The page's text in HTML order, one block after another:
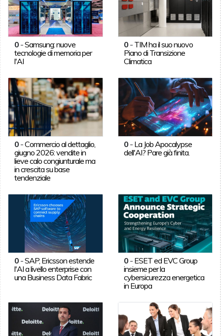
0-Samsung: nuove
tecnologie di memoria per
l'AI
0 - TIM ha il suo nuovo
Piano di Transizione
Climatica
0-Commercio al dettaglio,
giugno 2026: vendite in
lieve calo congiunturale ma
in crescita su base
tendenziale
0 - La Job Apocalypse
dell'AI? Pare già finita.
0-SAP, Ericsson estende
l'AI a livello enterprise con
una Business Data Fabric
0 - ESET ed EVC Group
insieme per la
cybersicurezza energetica
in Europa